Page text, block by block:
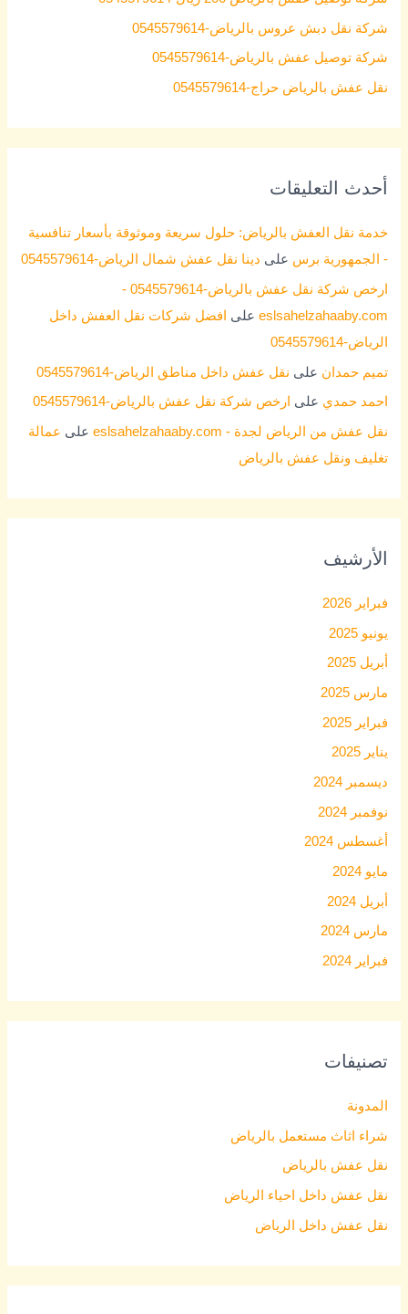
o
r
:
شركة نقل دبش عروس بالرياض-0545579614
شركة توصيل عفش بالرياض-0545579614
نقل عفش بالرياض حراج-0545579614
أحدث التعليقات
خدمة نقل العفش بالرياض: حلول سريعة وموثوقة بأسعار تنافسية
- الجمهورية برس على دينا نقل عفش شمال الرياض-0545579614
ارخص شركة نقل عفش بالرياض-0545579614 -
eslsahelzahaaby.com على
افضل شركات نقل العفش داخل
الرياض-0545579614
تميم حمدان على نقل عفش داخل مناطق الرياض-0545579614
احمد حمدي على ارخص شركة نقل عفش بالرياض-0545579614
نقل عفش من الرياض لجدة - eslsahelzahaaby.com على عمالة
تغليف ونقل عفش بالرياض
الأرشيف
فبراير 2026
يونيو 2025
أبريل 2025
مارس 2025
فبراير 2025
يناير 2025
ديسمبر 2024
نوفمبر 2024
أغسطس 2024
مايو 2024
أبريل 2024
مارس 2024
فبراير 2024
تصنيفات
المدونة
شراء اثاث مستعمل بالرياض
نقل عفش بالرياض
نقل عفش داخل احياء الرياض
نقل عفش داخل الرياض